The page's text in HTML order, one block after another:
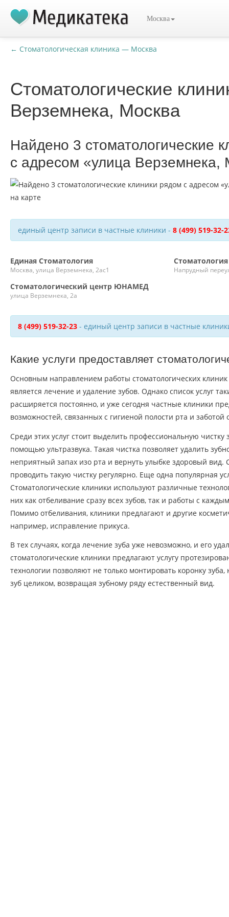
Москва
← Стоматологическая клиника — Москва
Стоматологические
Верземнека, Москва
Найдено 3 стоматологические
с адресом «улица Верземнека,
единый центр записи в частные клиники - 8 (499) 519-32-
Единая Стоматология
Москва, улица Верземнека, 2ас1
Стоматологический центр ЮНАМЕД
улица Верземнека, 2а
Напрудный
8 (499) 519-32-23 - единый центр записи в частные
Какие услуги предоставляет
Основным направлением работы стоматологических
является лечение и удаление зубов. Однако список услуг
расширяется постоянно, и уже сегодня частные клиники
возможностей, связанных с гигиеной полости рта и заботой
Среди этих услуг стоит выделить профессиональную чистку
помощью ультразвука. Такая чистка позволяет удалить
неприятный запах изо рта и вернуть улыбке здоровый
проводить такую чистку регулярно. Еще одна популярная
Стоматологические клиники используют различные
них как отбеливание сразу всех зубов, так и работы с
Помимо отбеливания, клиники предлагают и другие
например, исправление прикуса.
В тех случаях, когда лечение зуба уже невозможно, и его
стоматологические клиники предлагают услугу
технологии позволяют не только монтировать коронку
зуб целиком, возвращая зубному ряду естественный вид.